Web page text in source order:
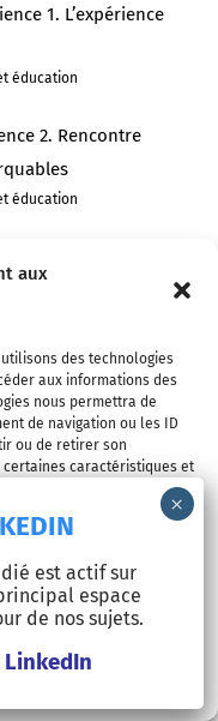
aux
des technologies
aux informations des
nous permettra de
de navigation ou les ID
ou de retirer son
caractéristiques et
éducation
inquiétant du
et de
éducation
est actif sur
espace
de nos sujets.